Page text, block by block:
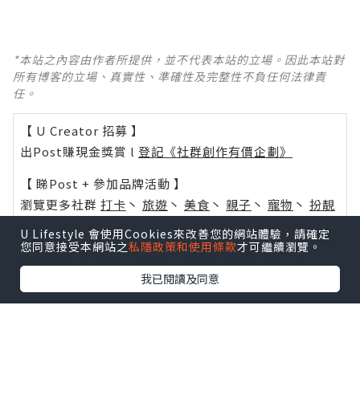
*本站之內容由作者所提供，並不代表本站的立場。因此本站對
所有博客的立場、真實性、準確性及完整性不負任何法律責
任。
【 U Creator 招募 】
出Post賺現金獎賞 l 登記《社群創作有價企劃》
【 睇Post + 參加品牌活動 】
瀏覽更多社群 打卡 丶 旅遊 丶 美食 丶 親子 丶 寵物 丶 扮靚
活動情報
U Blog開咗WhatsApp啦！發掘更多吃喝玩樂資訊！
U Lifestyle 會使用Cookies來改善您的網站體驗，請確定
您同意接受本網站之私隱政策和使用條款才可繼續瀏覽。
我已閱讀及同意